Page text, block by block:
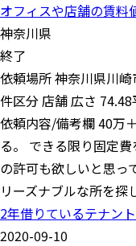
オフィスや店舗の賃料
神奈川県
終了
依頼場所 神奈川県川
件区分 店舗 広さ 74.48
依頼内容/備考欄 40万
る。 できる限り固定
の許可も欲しいと思っ
リーズナブルな所を探
2年借りているテナン
2020-09-10